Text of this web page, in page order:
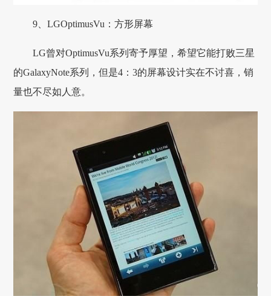
9、LGOptimusVu：方形屏幕
LG曾对OptimusVu系列寄予厚望，希望它能打败三星
的GalaxyNote系列，但是4：3的屏幕设计实在不讨喜，销
量也不尽如人意。